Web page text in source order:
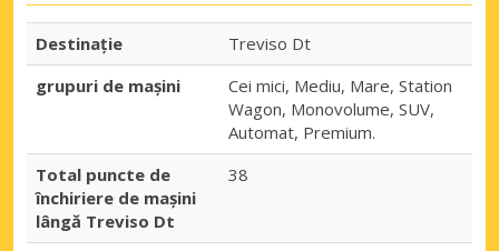
Destinaţie
Treviso Dt
grupuri de mașini
Cei mici, Mediu, Mare, Station
Wagon, Monovolume, SUV,
Automat, Premium.
Total puncte de
închiriere de mașini
lângă Treviso Dt
38